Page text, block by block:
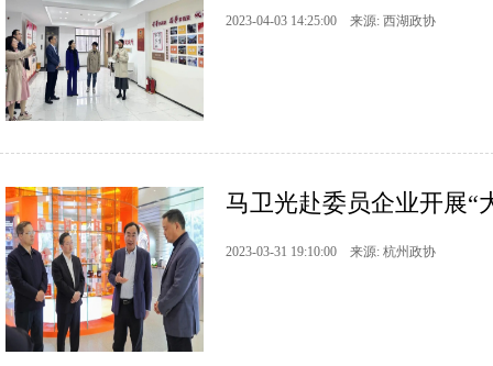
2023-04-03 14:25:00 来源: 西湖政协
马卫光赴委员企业开展“
2023-03-31 19:10:00 来源: 杭州政协